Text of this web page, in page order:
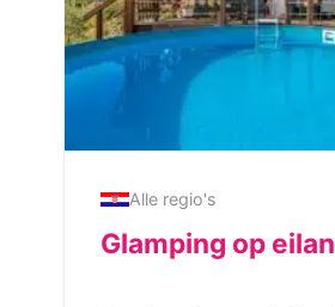
Alle regio's
Glamping op